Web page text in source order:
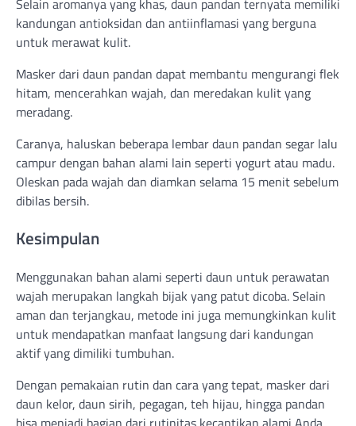
kandungan antioksidan dan antiinflamasi yang berguna
untuk merawat kulit.
Masker dari daun pandan dapat membantu mengurangi flek
hitam, mencerahkan wajah, dan meredakan kulit yang
meradang.
Caranya, haluskan beberapa lembar daun pandan segar lalu
campur dengan bahan alami lain seperti yogurt atau madu.
Oleskan pada wajah dan diamkan selama 15 menit sebelum
dibilas bersih.
Kesimpulan
Menggunakan bahan alami seperti daun untuk perawatan
wajah merupakan langkah bijak yang patut dicoba. Selain
aman dan terjangkau, metode ini juga memungkinkan kulit
untuk mendapatkan manfaat langsung dari kandungan
aktif yang dimiliki tumbuhan.
Dengan pemakaian rutin dan cara yang tepat, masker dari
daun kelor, daun sirih, pegagan, teh hijau, hingga pandan